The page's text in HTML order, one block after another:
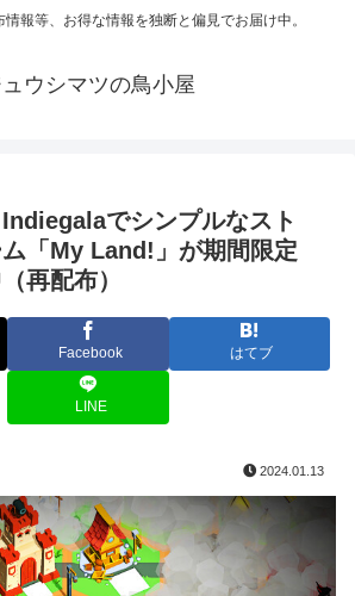
報等、お得な情報を独断と偏見でお届け中。
ュウシマツの鳥小屋
Indiegalaでシンプルなスト
「My Land!」が期間限定
再配布）
Facebook はてブ
LINE
2024.01.13